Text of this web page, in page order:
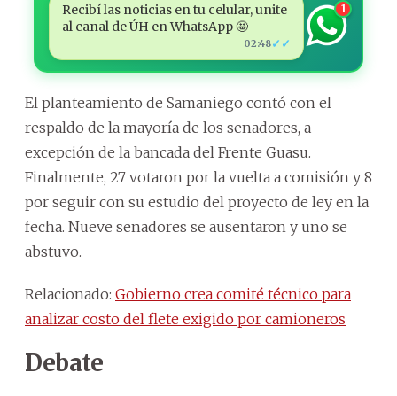
Recibí las noticias en tu celular, unite
al canal de ÚH en WhatsApp 🤩
02:48✓✓
1
El planteamiento de Samaniego contó con el
respaldo de la mayoría de los senadores, a
excepción de la bancada del Frente Guasu.
Finalmente, 27 votaron por la vuelta a comisión y 8
por seguir con su estudio del proyecto de ley en la
fecha. Nueve senadores se ausentaron y uno se
abstuvo.
Relacionado: Gobierno crea comité técnico para
analizar costo del flete exigido por camioneros
Debate